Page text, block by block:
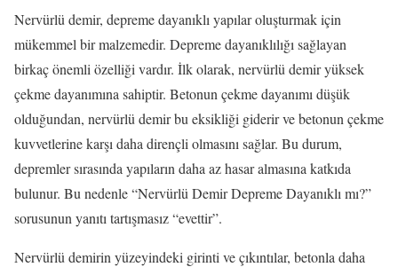
Nervürlü demir, depreme dayanıklı yapılar oluşturmak için
mükemmel bir malzemedir. Depreme dayanıklılığı sağlayan
birkaç önemli özelliği vardır. İlk olarak, nervürlü demir yüksek
çekme dayanımına sahiptir. Betonun çekme dayanımı düşük
olduğundan, nervürlü demir bu eksikliği giderir ve betonun çekme
kuvvetlerine karşı daha dirençli olmasını sağlar. Bu durum,
depremler sırasında yapıların daha az hasar almasına katkıda
bulunur. Bu nedenle “Nervürlü Demir Depreme Dayanıklı mı?”
sorusunun yanıtı tartışmasız “evettir”.
Nervürlü demirin yüzeyindeki girinti ve çıkıntılar, betonla daha